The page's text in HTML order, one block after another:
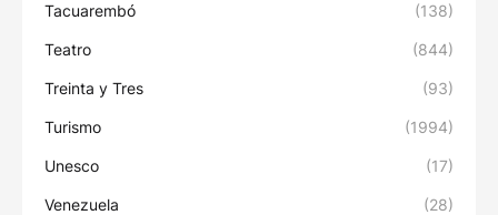
Tacuarembó (138)
Teatro (844)
Treinta y Tres (93)
Turismo (1994)
Unesco (17)
Venezuela (28)